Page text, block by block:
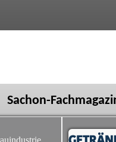
Sachon-